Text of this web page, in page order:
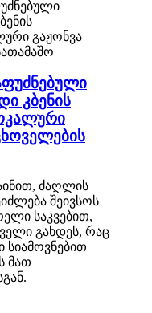
კბენის
ძაღლის
შეივსოს
საკვებით,
გახდეს, რაც
სიამოვნებით
მათ